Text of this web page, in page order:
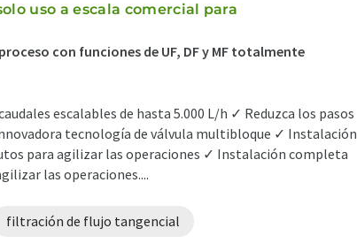
uso a escala comercial para
con funciones de UF, DF y MF totalmente
escalables de hasta 5.000 L/h ✓ Reduzca los pasos
tecnología de válvula multibloque ✓ Instalación
para agilizar las operaciones ✓ Instalación completa
las operaciones....
filtración de flujo tangencial